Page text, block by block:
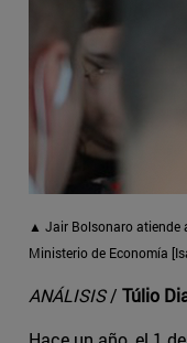
▲ Jair Bolsonaro atiende
Ministerio de Economía
ANÁLISIS/ Túlio